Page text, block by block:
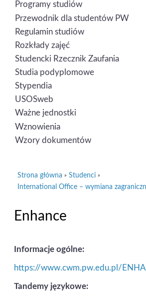
Programy studiów
Przewodnik dla studentów PW
Regulamin studiów
Rozkłady zajęć
Studencki Rzecznik Zaufania
Studia podyplomowe
Stypendia
USOSweb
Ważne jednostki
Wznowienia
Wzory dokumentów
Strona główna » Studenci »
International Office – wymiana
Enhance
Informacje ogólne:
https://www.cwm.pw.edu.pl/
Tandemy językowe: